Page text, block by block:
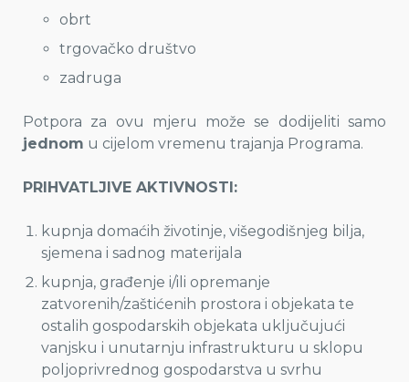
obrt
trgovačko društvo
zadruga
Potpora za ovu mjeru može se dodijeliti samo
jednom u cijelom vremenu trajanja Programa.
PRIHVATLJIVE AKTIVNOSTI:
kupnja domaćih životinje, višegodišnjeg bilja,
sjemena i sadnog materijala
kupnja, građenje i/ili opremanje
zatvorenih/zaštićenih prostora i objekata te
ostalih gospodarskih objekata uključujući
vanjsku i unutarnju infrastrukturu u sklopu
poljoprivrednog gospodarstva u svrhu